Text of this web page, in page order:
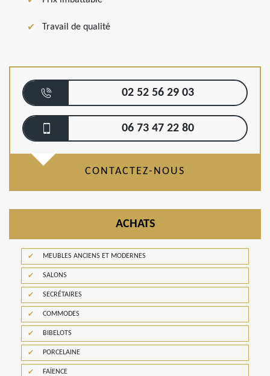
Travail de qualité
02 52 56 29 03
06 73 47 22 80
CONTACTEZ-NOUS
ACHATS
MEUBLES ANCIENS ET MODERNES
SALONS
SECRÉTAIRES
COMMODES
BIBELOTS
PORCELAINE
FAÏENCE